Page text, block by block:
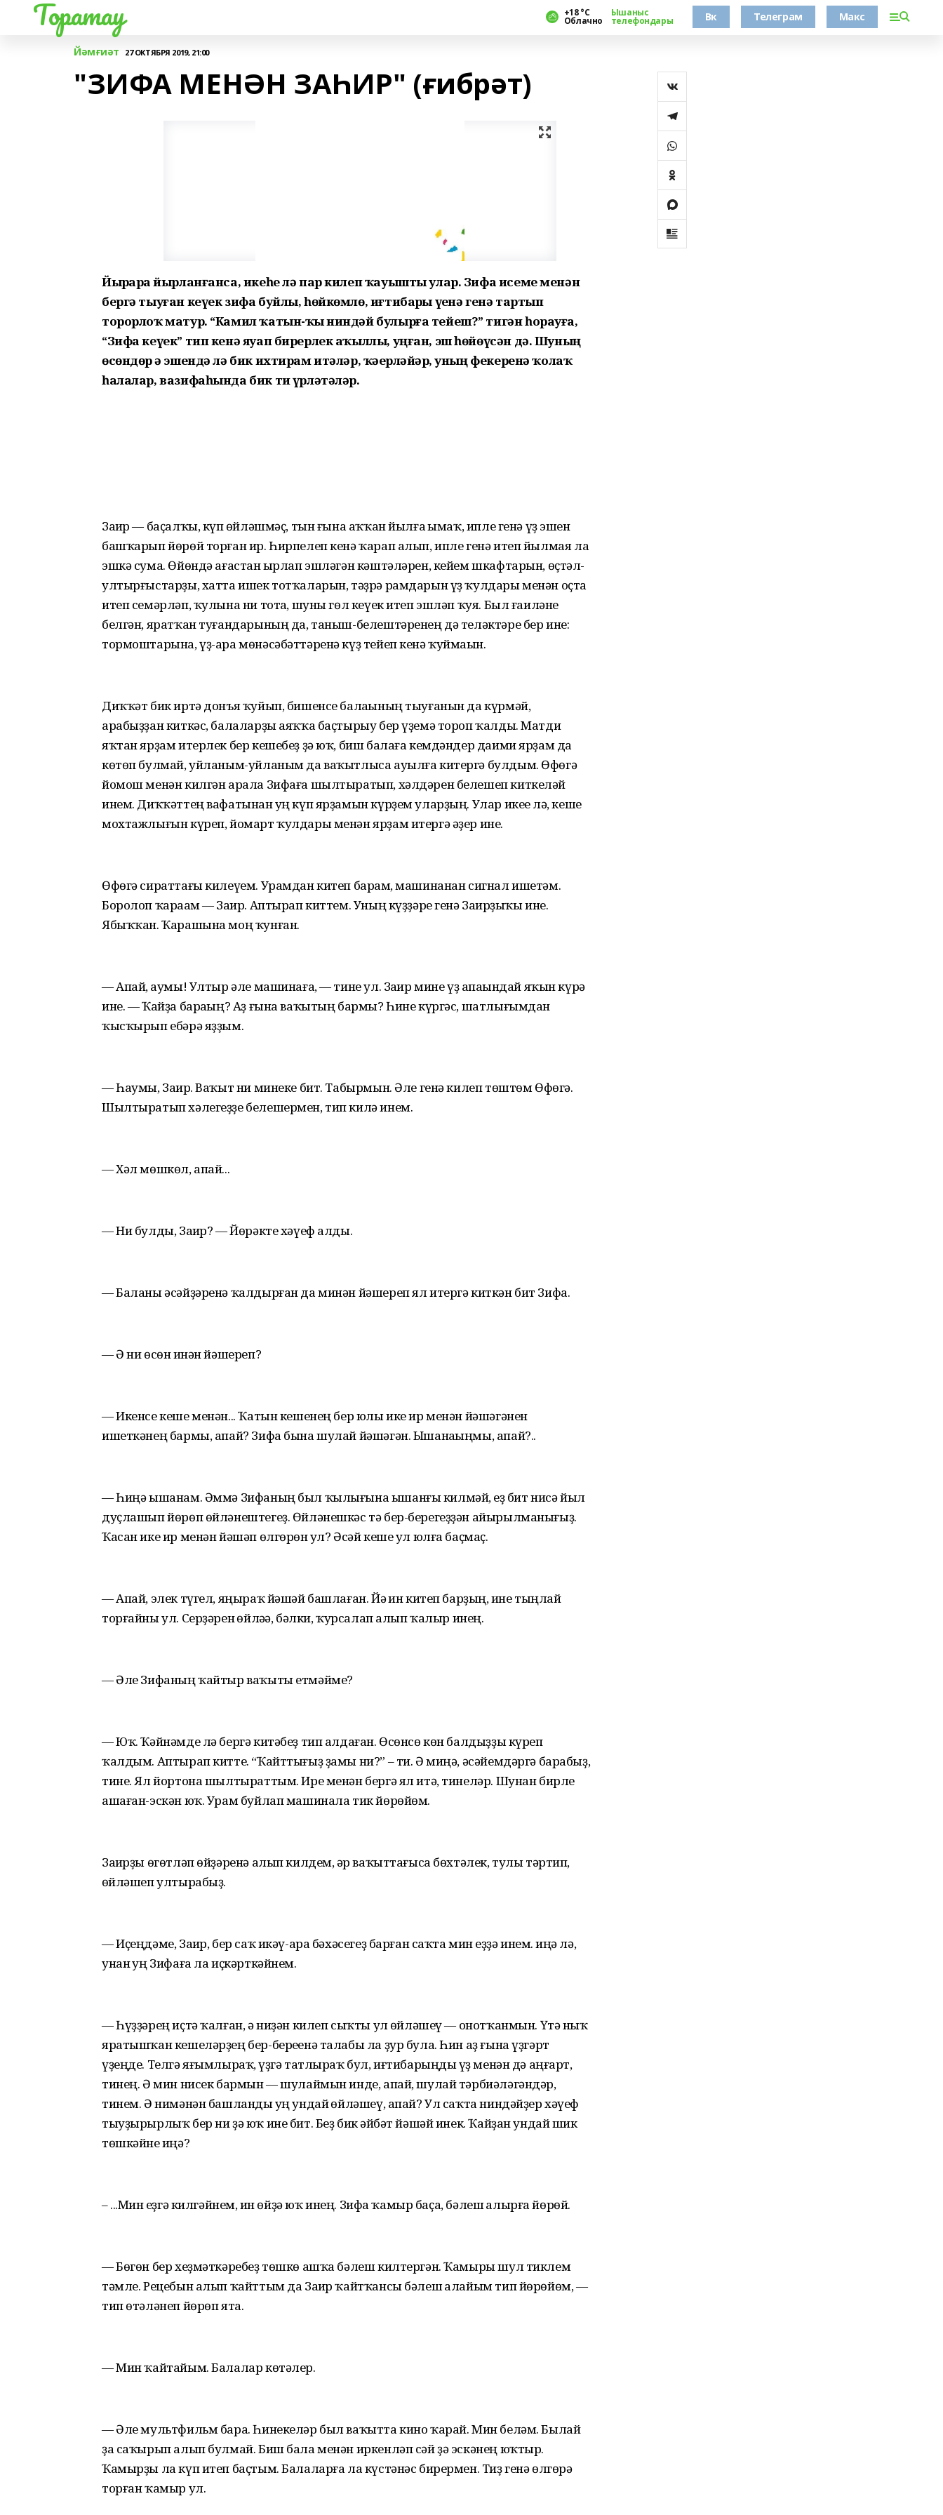
Торатау +18 °С
Облачно
Ышаныс
телефондары Вк Телеграм Макс
Йәмғиәт 27 ОКТЯБРЯ 2019, 21:00
"ЗИФА МЕНӘН ЗАҺИР" (ғибрәт)
Йырҙарҙа йырланғанса, икеһе лә пар килеп ҡауышты улар. Зифа исеме менән
бергә тыуған кеүек зифа буйлы, һөйкөмлө, иғтибарҙы үҙенә генә тартып
торорлоҡ матур. “Камил ҡатын-ҡыҙ ниндәй булырға тейеш?” тигән һорауға,
“Зифа кеүек” тип кенә яуап бирерлек аҡыллы, уңған, эш һөйөүсән дә. Шуның
өсөндөр ҙә эшендә лә бик ихтирам итәләр, ҡәҙерләйҙәр, уның фекеренә ҡолаҡ
һалалар, вазифаһында бик тиҙ үрләтәләр.
Заһир — баҫалҡы, күп һөйләшмәҫ, тын ғына аҡҡан йылға һымаҡ, ипле генә үҙ эшен
башҡарып йөрөй торған ир. Һирпелеп кенә ҡарап алып, ипле генә итеп йылмая ла
эшкә сума. Өйөндә ағастан һырлап эшләгән кәштәләрен, кейем шкафтарын, өҫтәл-
ултырғыстарҙы, хатта ишек тотҡаларын, тәҙрә рамдарын үҙ ҡулдары менән оҫта
итеп семәрләп, ҡулына ни тотһа, шуны гөл кеүек итеп эшләп ҡуя. Был ғаиләне
белгән, яратҡан туғандарының да, таныш-белештәренең дә теләктәре бер ине:
тормоштарына, үҙ-ара мөнәсәбәттәренә күҙ тейеп кенә ҡуймаһын.
Диҡҡәт бик иртә донъя ҡуйып, бишенсе балаһының тыуғанын да күрмәй,
арабыҙҙан киткәс, балаларҙы аяҡҡа баҫтырыу бер үҙемә тороп ҡалды. Матди
яҡтан ярҙам итерлек бер кешебеҙ ҙә юҡ, биш балаға кемдәндер даими ярҙам да
көтөп булмай, уйланым-уйланым да ваҡытлыса ауылға китергә булдым. Өфөгә
йомош менән килгән арала Зифаға шылтыратып, хәлдәрен белешеп киткеләй
инем. Диҡҡәттең вафатынан һуң күп ярҙамын күрҙем уларҙың. Улар икеһе лә, кеше
мохтажлығын күреп, йомарт ҡулдары менән ярҙам итергә әҙер ине.
Өфөгә сираттағы килеүем. Урамдан китеп барһам, машинанан сигнал ишетәм.
Боролоп ҡараһам — Заһир. Аптырап киттем. Уның күҙҙәре генә Заһирҙыҡы ине.
Ябыҡҡан. Ҡарашына моң ҡунған.
— Апай, һаумы! Ултыр әле машинаға, — тине ул. Заһир мине үҙ апаһындай яҡын күрә
ине. — Ҡайҙа бараһың? Аҙ ғына ваҡытың бармы? Һине күргәс, шатлығымдан
ҡысҡырып ебәрә яҙҙым.
— Һаумы, Заһир. Ваҡыт ни минеке бит. Табырмын. Әле генә килеп төштөм Өфөгә.
Шылтыратып хәлегеҙҙе белешермен, тип килә инем.
— Хәл мөшкөл, апай...
— Ни булды, Заһир? — Йөрәкте хәүеф алды.
— Баланы әсәйҙәренә ҡалдырған да минән йәшереп ял итергә киткән бит Зифа.
— Ә ни өсөн һинән йәшереп?
— Икенсе кеше менән... Ҡатын кешенең бер юлы ике ир менән йәшәгәнен
ишеткәнең бармы, апай? Зифа бына шулай йәшәгән. Ышанаһыңмы, апай?..
— Һиңә ышанам. Әммә Зифаның был ҡылығына ышанғы килмәй, һеҙ бит нисә йыл
дуҫлашып йөрөп өйләнештегеҙ. Өйләнешкәс тә бер-берегеҙҙән айырылманығыҙ.
Ҡасан ике ир менән йәшәп өлгөрһөн ул? Әсәй кеше ул юлға баҫмаҫ.
— Апай, элек түгел, яңыраҡ йәшәй башлаған. Йә һин китеп барҙың, һине тыңлай
торғайны ул. Серҙәрен һөйләһә, бәлки, ҡурсалап алып ҡалыр инең.
— Әле Зифаның ҡайтыр ваҡыты етмәйме?
— Юҡ. Ҡәйнәмде лә бергә китәбеҙ тип алдаған. Өсөнсө көн балдыҙҙы күреп
ҡалдым. Аптырап китте. “Ҡайттығыҙ ҙамы ни?” – ти. Ә миңә, әсәйемдәргә барабыҙ,
тине. Ял йортона шылтыраттым. Ире менән бергә ял итә, тинеләр. Шунан бирле
ашаған-эскән юҡ. Урам буйлап машинала тик йөрөйөм.
Заһирҙы өгөтләп өйҙәренә алып килдем, һәр ваҡыттағыса бөхтәлек, тулы тәртип,
һөйләшеп ултырабыҙ.
— Иҫеңдәме, Заһир, бер саҡ икәү-ара бәхәсегеҙ барған саҡта мин һеҙҙә инем. һиңә лә,
унан һуң Зифаға ла иҫкәрткәйнем.
— Һүҙҙәрең иҫтә ҡалған, ә ниҙән килеп сыҡты ул һөйләшеү — онотҡанмын. Үтә ныҡ
яратышҡан кешеләрҙең бер-береһенә талабы ла ҙур була. Һин аҙ ғына үҙгәрт
үҙеңде. Телгә яғымлыраҡ, һүҙгә татлыраҡ бул, иғтибарыңды һүҙ менән дә аңғарт,
тинең. Ә мин нисек бармын — шулаймын инде, апай, шулай тәрбиәләгәндәр,
тинем. Ә нимәнән башланды һуң ундай һөйләшеү, апай? Ул саҡта ниндәйҙер хәүеф
тыуҙырырлыҡ бер ни ҙә юҡ ине бит. Беҙ бик һәйбәт йәшәй инек. Ҡайҙан ундай шик
төшкәйне һиңә?
– ...Мин һеҙгә килгәйнем, һин өйҙә юҡ инең. Зифа ҡамыр баҫа, бәлеш һалырға йөрөй.
— Бөгөн бер хеҙмәткәребеҙ төшкө ашҡа бәлеш килтергән. Ҡамыры шул тиклем
тәмле. Рецебын алып ҡайттым да Заһир ҡайтҡансы бәлеш һалайым тип йөрөйөм, —
тип өтәләнеп йөрөп ята.
— Мин ҡайтайым. Балалар көтәлер.
— Әле мультфильм бара. Һинекеләр был ваҡытта кино ҡарай. Мин беләм. Былай
ҙа саҡырып алып булмай. Биш бала менән иркенләп сәй ҙә эскәнең юҡтыр.
Ҡамырҙы ла күп итеп баҫтым. Балаларға ла күстәнәс бирермен. Тиҙ генә өлгөрә
торған ҡамыр ул.